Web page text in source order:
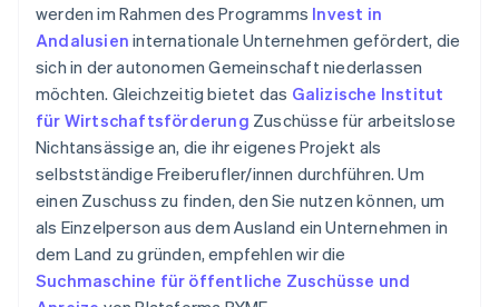
werden im Rahmen des Programms Invest in
Andalusien internationale Unternehmen gefördert, die
sich in der autonomen Gemeinschaft niederlassen
möchten. Gleichzeitig bietet das Galizische Institut
für Wirtschaftsförderung Zuschüsse für arbeitslose
Nichtansässige an, die ihr eigenes Projekt als
selbstständige Freiberufler/innen durchführen. Um
einen Zuschuss zu finden, den Sie nutzen können, um
als Einzelperson aus dem Ausland ein Unternehmen in
dem Land zu gründen, empfehlen wir die
Suchmaschine für öffentliche Zuschüsse und